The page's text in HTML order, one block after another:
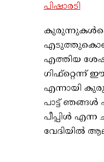
പിഷാരടി
എത്തിയ
ഗിഫ്റ്റെന്ന്
എന്നായി
പാട്ട്
പീപ്പിൾ
വേദിയിൽ